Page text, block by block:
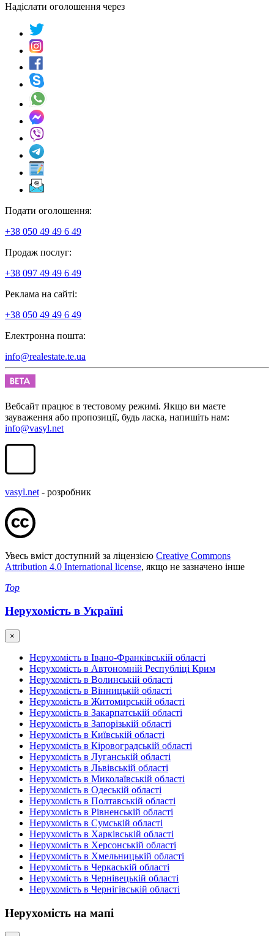
Надіслати оголошення через
Подати оголошення:
+38 050 49 49 6 49
Продаж послуг:
+38 097 49 49 6 49
Реклама на сайті:
+38 050 49 49 6 49
Електронна пошта:
info@realestate.te.ua
Вебсайт працює в тестовому режимі. Якщо ви маєте
зауваження або пропозиції, будь ласка, напишіть нам:
info@vasyl.net
vasyl.net - розробник
Увесь вміст доступний за ліцензією Creative Commons
Attribution 4.0 International license, якщо не зазначено інше
Top
Нерухомість в Україні
×
Нерухомість в Івано-Франківській області
Нерухомість в Автономній Республіці Крим
Нерухомість в Волинській області
Нерухомість в Вінницькій області
Нерухомість в Житомирській області
Нерухомість в Закарпатській області
Нерухомість в Запорізькій області
Нерухомість в Київській області
Нерухомість в Кіровоградській області
Нерухомість в Луганській області
Нерухомість в Львівській області
Нерухомість в Миколаївській області
Нерухомість в Одеській області
Нерухомість в Полтавській області
Нерухомість в Рівненській області
Нерухомість в Сумській області
Нерухомість в Харківській області
Нерухомість в Херсонській області
Нерухомість в Хмельницькій області
Нерухомість в Черкаській області
Нерухомість в Чернівецькій області
Нерухомість в Чернігівській області
Нерухомість на мапі